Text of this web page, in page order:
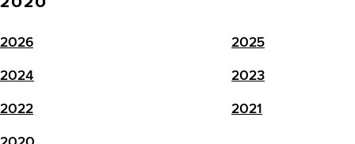
2026 2025
2024 2023
2022 2021